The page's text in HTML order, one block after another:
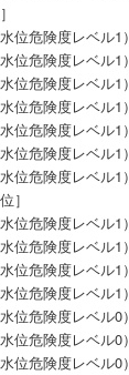
危険度レベル1）
危険度レベル1）
危険度レベル1）
危険度レベル1）
危険度レベル1）
危険度レベル1）
危険度レベル1）
］
危険度レベル1）
危険度レベル1）
危険度レベル1）
危険度レベル1）
危険度レベル0）
危険度レベル0）
危険度レベル0）